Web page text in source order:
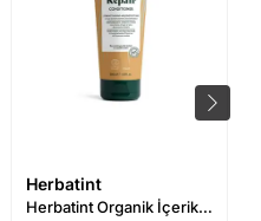
Herbatint
Herbatint Organik İçerikli Onarıcı Bakım Kremi 200 ml